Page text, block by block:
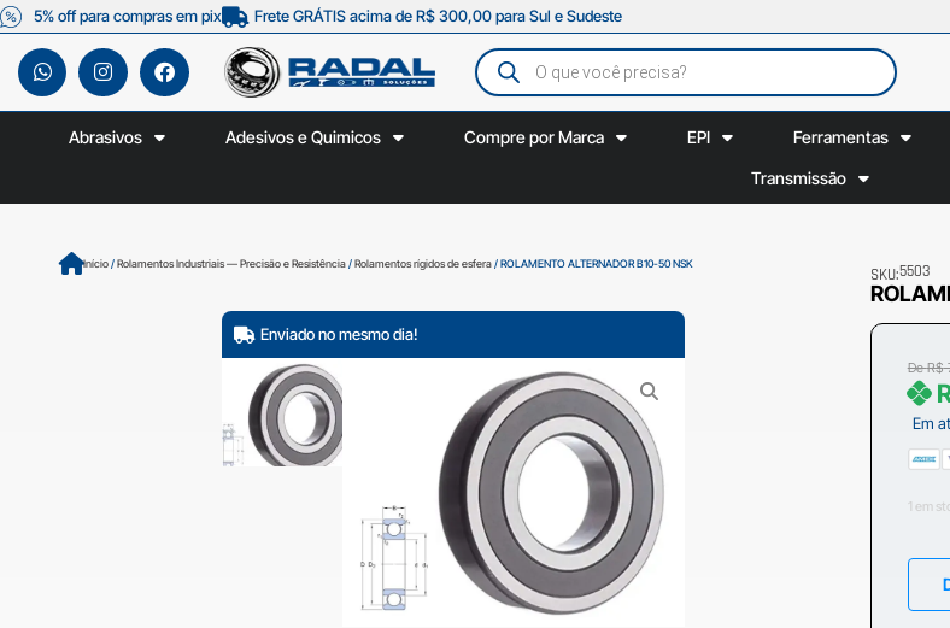
5% off para compras em pix Frete GRÁTIS acima de R$ 300,00 para Sul e Sudeste
Abrasivos Adesivos e Quimicos Compre por Marca EPI Ferramentas
Transmissão
Início/Rolamentos Industriais — Precisão e Resistência/Rolamentos rígidos de esfera/ ROLAMENTO ALTERNADOR B10-50 NSK
Enviado no mesmo dia!
SKU:5503
DeR$
Em
1 em